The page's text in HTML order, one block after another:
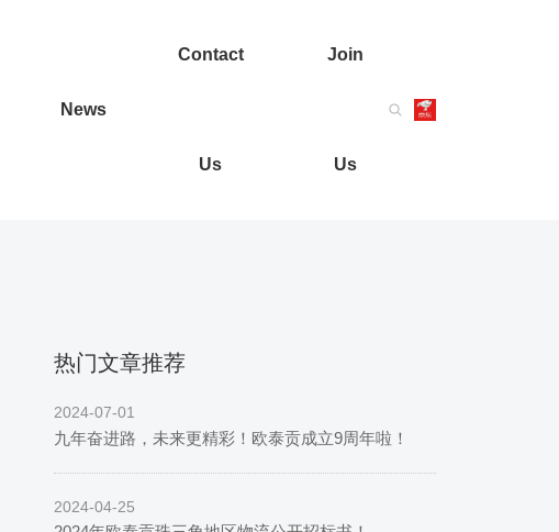
News
Contact
Us
Join
Us
热门文章推荐
2024-07-01
九年奋进路，未来更精彩！欧泰贡成立9周年啦！
2024-04-25